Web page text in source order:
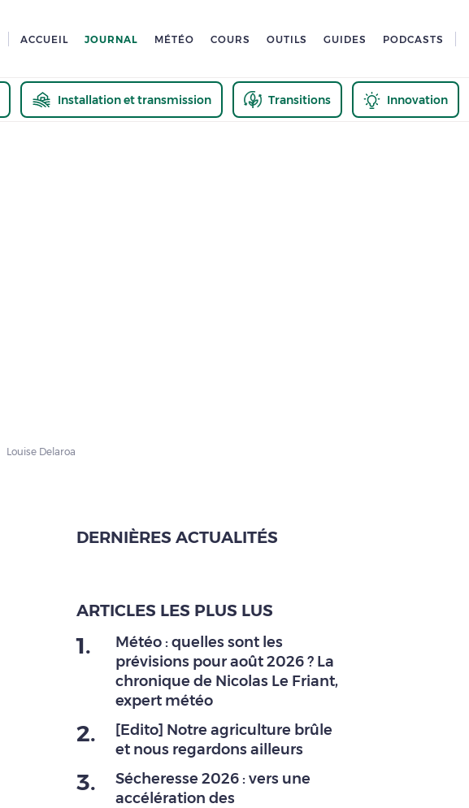
ACCUEIL JOURNAL MÉTÉO COURS OUTILS GUIDES PODCASTS
Installation et transmission Transitions Innovation
Louise Delaroa
DERNIÈRES ACTUALITÉS
ARTICLES LES PLUS LUS
1.
Météo : quelles sont les
prévisions pour août 2026 ? La
chronique de Nicolas Le Friant,
expert météo
2.
[Edito] Notre agriculture brûle
et nous regardons ailleurs
3.
Sécheresse 2026 : vers une
accélération des